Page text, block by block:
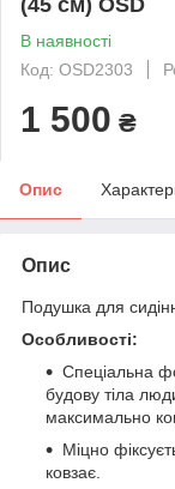
В наявності
Код: OSD2303
1 500 ₴
Опис
Опис
Подушка для
Особливості:
Спеціальна
будову тіла
максимально
Міцно
ковзає.